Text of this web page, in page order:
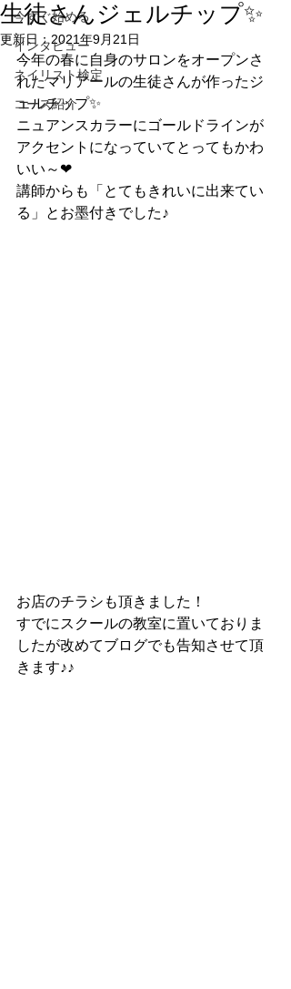
今すぐ始める
インタビュー
ネイリスト検定
コース紹介
生徒さんジェルチップ✨
更新日：2021年9月21日
今年の春に自身のサロンをオープンさ
れたマリアールの生徒さんが作ったジ
ェルチップ✨
ニュアンスカラーにゴールドラインが
アクセントになっていてとってもかわ
いい～❤
講師からも「とてもきれいに出来てい
る」とお墨付きでした♪
お店のチラシも頂きました！
すでにスクールの教室に置いておりま
したが改めてブログでも告知させて頂
きます♪♪